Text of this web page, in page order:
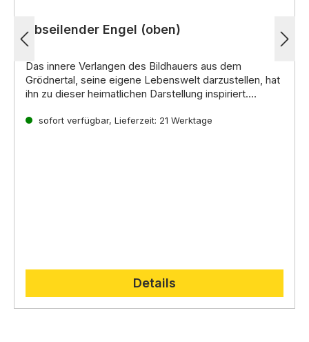
Abseilender Engel (oben)
Das innere Verlangen des Bildhauers aus dem
Grödnertal, seine eigene Lebenswelt darzustellen, hat
ihn zu dieser heimatlichen Darstellung inspiriert.
handgeschnitzten Krippenfiguren aus Holz erhalten Sie
sofort verfügbar, Lieferzeit: 21 Werktage
Details